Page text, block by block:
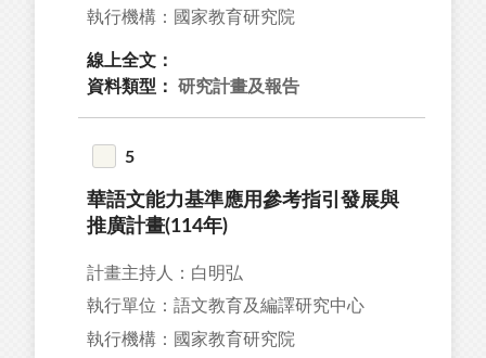
執行機構：國家教育研究院
線上全文：
資料類型：
研究計畫及報告
5
華語文能力基準應用參考指引發展與
推廣計畫(114年)
計畫主持人：白明弘
執行單位：語文教育及編譯研究中心
執行機構：國家教育研究院